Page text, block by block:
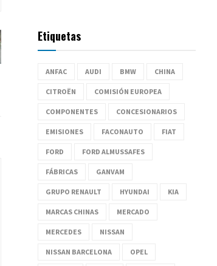
Etiquetas
ANFAC AUDI BMW CHINA
CITROËN COMISIÓN EUROPEA
COMPONENTES CONCESIONARIOS
EMISIONES FACONAUTO FIAT
FORD FORD ALMUSSAFES
FÁBRICAS GANVAM
GRUPO RENAULT HYUNDAI KIA
MARCAS CHINAS MERCADO
MERCEDES NISSAN
NISSAN BARCELONA OPEL